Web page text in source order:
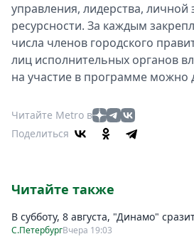
управления, лидерства, личной
ресурсности. За каждым
числа членов городского
лиц исполнительных органов
на участие в программе можно
Читайте Metro в
Поделиться
Читайте также
В субботу, 8 августа, "Динамо"
С.ПетербургВчера 19:03